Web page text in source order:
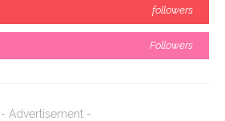
followers
Followers
- Advertisement -